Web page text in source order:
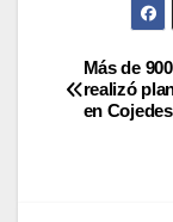
Más de
realizó
en Cojedes